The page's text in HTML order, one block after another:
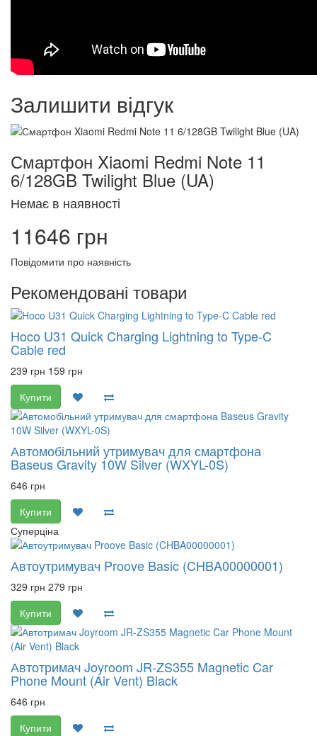
Залишити відгук
Смартфон Xiaomi Redmi Note 11
6/128GB Twilight Blue (UA)
Немає в наявності
11646 грн
Повідомити про наявність
Рекомендовані товари
Hoco U31 Quick Charging Lightning to Type-C
Cable red
239 грн 159 грн
Купити
Автомобільний утримувач для смартфона
Baseus Gravity 10W Silver (WXYL-0S)
646 грн
Купити
Суперціна
Автоутримувач Proove Basic (CHBA00000001)
329 грн 279 грн
Купити
Автотримач Joyroom JR-ZS355 Magnetic Car
Phone Mount (Air Vent) Black
646 грн
Купити